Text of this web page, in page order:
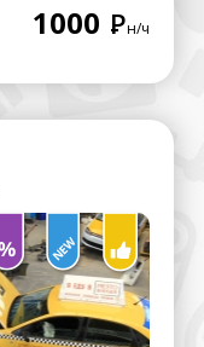
1000 Рн/ч